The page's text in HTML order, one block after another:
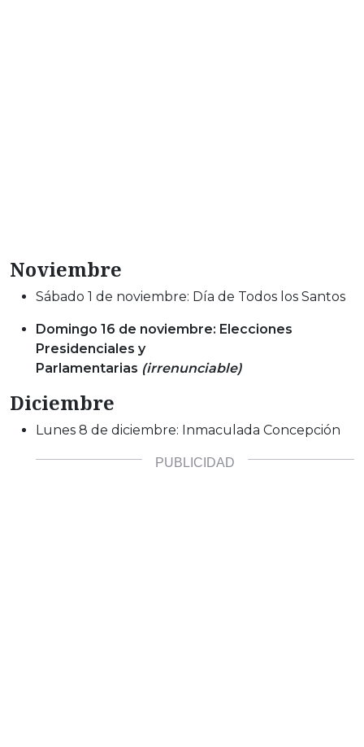
Noviembre
Sábado 1 de noviembre: Día de Todos los Santos
Domingo 16 de noviembre: Elecciones
Presidenciales y
Parlamentarias (irrenunciable)
Diciembre
Lunes 8 de diciembre: Inmaculada Concepción